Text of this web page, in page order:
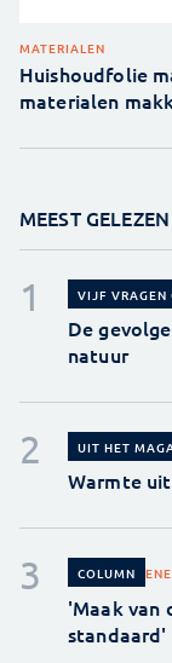
MATERIALEN
Huishoudfolie
materialen
MEEST GELEZEN
VIJF VRAGEN
De
natuur
UIT HET
Warmte
COLUMN
'Maak van
standaard'